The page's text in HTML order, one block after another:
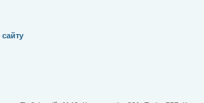
сайту